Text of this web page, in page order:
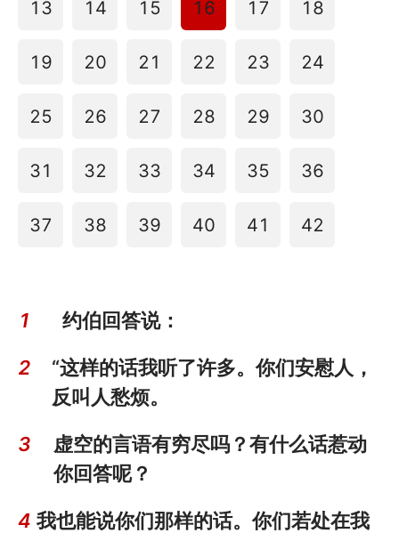
13 14 15 16 17 18
19 20 21 22 23 24
25 26 27 28 29 30
31 32 33 34 35 36
37 38 39 40 41 42
1 约伯回答说：
2
“这样的话我听了许多。你们安慰人，
反叫人愁烦。
3
虚空的言语有穷尽吗？有什么话惹动
你回答呢？
4 我也能说你们那样的话。你们若处在我